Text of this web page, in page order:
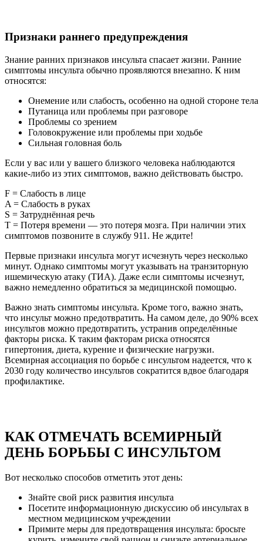
Признаки раннего предупреждения
Знание ранних признаков инсульта спасает жизни. Ранние
симптомы инсульта обычно проявляются внезапно. К ним
относятся:
Онемение или слабость, особенно на одной стороне тела
Путаница или проблемы при разговоре
Проблемы со зрением
Головокружение или проблемы при ходьбе
Сильная головная боль
Если у вас или у вашего близкого человека наблюдаются
какие-либо из этих симптомов, важно действовать быстро.
F = Слабость в лице
A = Слабость в руках
S = Затруднённая речь
T = Потеря времени — это потеря мозга. При наличии этих
симптомов позвоните в службу 911. Не ждите!
Первые признаки инсульта могут исчезнуть через несколько
минут. Однако симптомы могут указывать на транзиторную
ишемическую атаку (ТИА). Даже если симптомы исчезнут,
важно немедленно обратиться за медицинской помощью.
Важно знать симптомы инсульта. Кроме того, важно знать,
что инсульт можно предотвратить. На самом деле, до 90% всех
инсультов можно предотвратить, устранив определённые
факторы риска. К таким факторам риска относятся
гипертония, диета, курение и физические нагрузки.
Всемирная ассоциация по борьбе с инсультом надеется, что к
2030 году количество инсультов сократится вдвое благодаря
профилактике.
КАК ОТМЕЧАТЬ ВСЕМИРНЫЙ
ДЕНЬ БОРЬБЫ С ИНСУЛЬТОМ
Вот несколько способов отметить этот день:
Знайте свой риск развития инсульта
Посетите информационную дискуссию об инсультах в
местном медицинском учреждении
Примите меры для предотвращения инсульта: бросьте